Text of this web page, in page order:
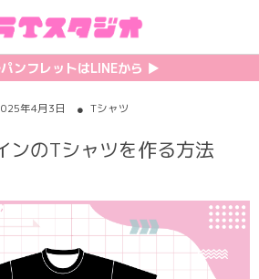
ンフレットはLINEから ▶︎︎
年4月3日 Tシャツ
ンのTシャツを作る方法
ての方へ
ゴリ一覧
集記事
T集
リント